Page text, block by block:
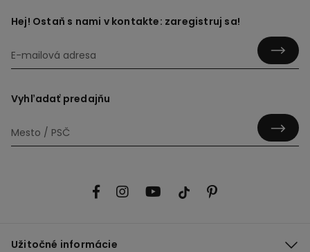
Hej! Ostaň s nami v kontakte: zaregistruj sa!
Vyhľadať predajňu
Užitočné informácie